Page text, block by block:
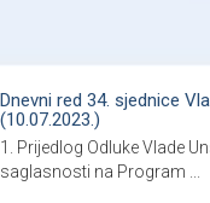
Dnevni red 34. sjednice
(10.07.2023.)
1. Prijedlog Odluke Vlade
saglasnosti na Program ...